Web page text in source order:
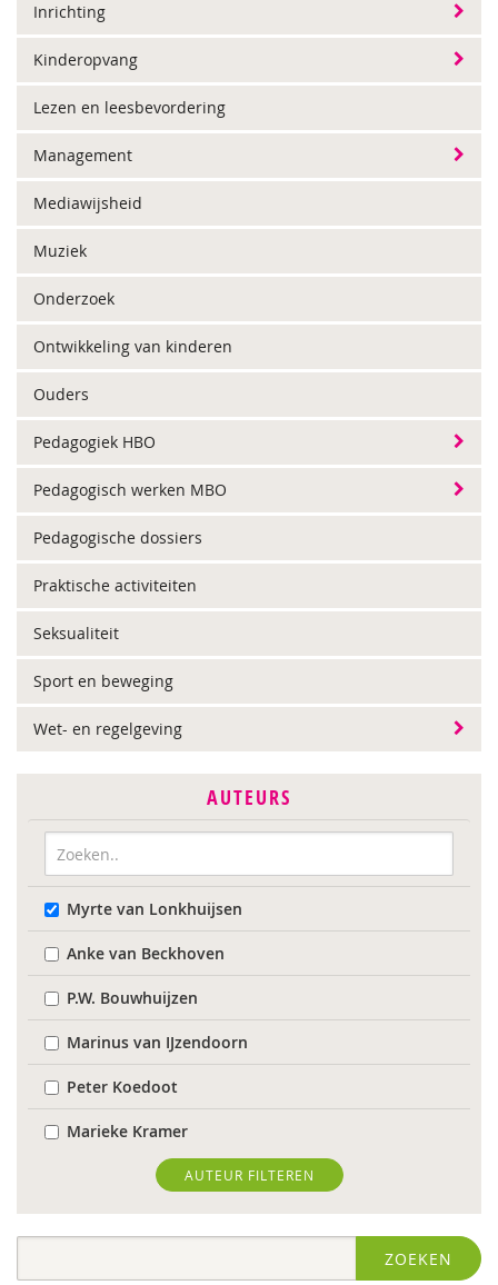
Inrichting
Kinderopvang
Lezen en leesbevordering
Management
Mediawijsheid
Muziek
Onderzoek
Ontwikkeling van kinderen
Ouders
Pedagogiek HBO
Pedagogisch werken MBO
Pedagogische dossiers
Praktische activiteiten
Seksualiteit
Sport en beweging
Wet- en regelgeving
AUTEURS
Myrte van Lonkhuijsen
Anke van Beckhoven
P.W. Bouwhuijzen
Marinus van IJzendoorn
Peter Koedoot
Marieke Kramer
Wietse de Lege
Maarten van der Linde
AUTEUR FILTEREN
ZOEKEN